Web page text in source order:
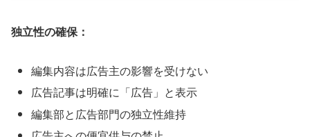
独立性の確保：
編集内容は広告主の影響を受けない
広告記事は明確に「広告」と表示
編集部と広告部門の独立性維持